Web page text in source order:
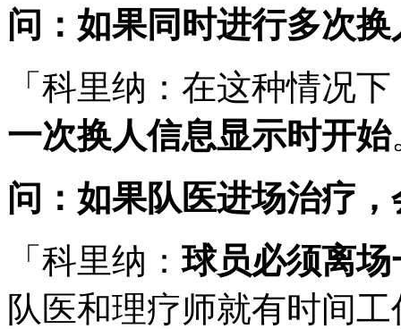
问：如果同时进行多次
「科里纳：在这种情况下
一次换人信息显示时开始
问：如果队医进场治疗
「科里纳：球员必须离
队医和理疗师就有时间